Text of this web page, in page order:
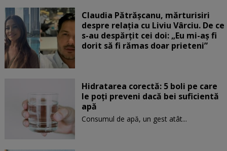
Claudia Pătrășcanu, mărturisiri
despre relația cu Liviu Vârciu. De ce
s-au despărțit cei doi: „Eu mi-aș fi
dorit să fi rămas doar prieteni”
Hidratarea corectă: 5 boli pe care
le poți preveni dacă bei suficientă
apă
Consumul de apă, un gest atât...